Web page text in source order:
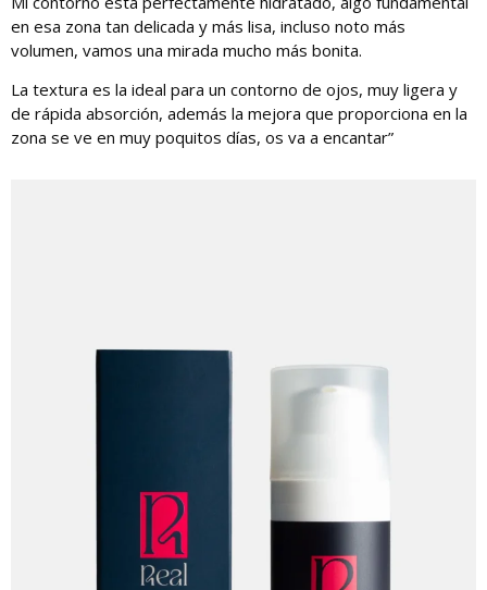
en esa zona tan delicada y más lisa, incluso noto más
volumen, vamos una mirada mucho más bonita.
La textura es la ideal para un contorno de ojos, muy ligera y
de rápida absorción, además la mejora que proporciona en la
zona se ve en muy poquitos días, os va a encantar”